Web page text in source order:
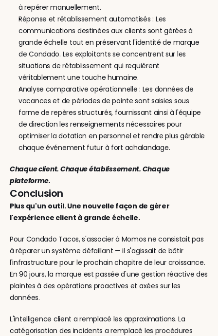
à repérer manuellement.
Réponse et rétablissement automatisés : Les
communications destinées aux clients sont gérées à
grande échelle tout en préservant l'identité de marque
de Condado. Les exploitants se concentrent sur les
situations de rétablissement qui requièrent
véritablement une touche humaine.
Analyse comparative opérationnelle : Les données de
vacances et de périodes de pointe sont saisies sous
forme de repères structurés, fournissant ainsi à l'équipe
de direction les renseignements nécessaires pour
optimiser la dotation en personnel et rendre plus gérable
chaque événement futur à fort achalandage.
Chaque client. Chaque établissement. Chaque
plateforme.
Conclusion
Plus qu'un outil. Une nouvelle façon de gérer
l'expérience client à grande échelle.
Pour Condado Tacos, s'associer à Momos ne consistait pas
à réparer un système défaillant — il s'agissait de bâtir
l'infrastructure pour le prochain chapitre de leur croissance.
En 90 jours, la marque est passée d'une gestion réactive des
plaintes à des opérations proactives et axées sur les
données.
L'intelligence client a remplacé les approximations. La
catégorisation des incidents a remplacé les procédures